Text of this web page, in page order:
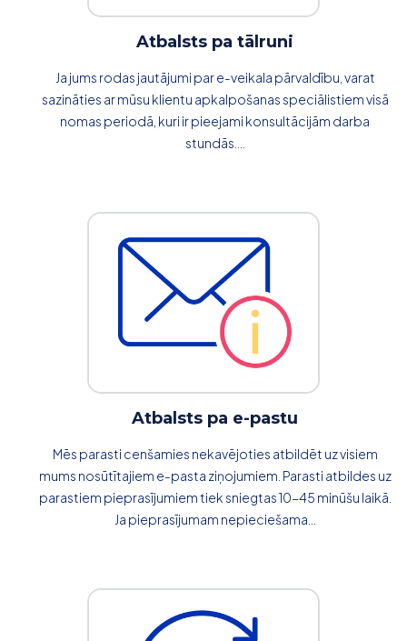
Atbalsts pa tālruni
Ja jums rodas jautājumi par e-veikala pārvaldību, varat
sazināties ar mūsu klientu apkalpošanas speciālistiem visā
nomas periodā, kuri ir pieejami konsultācijām darba
stundās....
Atbalsts pa e-pastu
Mēs parasti cenšamies nekavējoties atbildēt uz visiem
mums nosūtītajiem e-pasta ziņojumiem. Parasti atbildes uz
parastiem pieprasījumiem tiek sniegtas 10-45 minūšu laikā.
Ja pieprasījumam nepieciešama...